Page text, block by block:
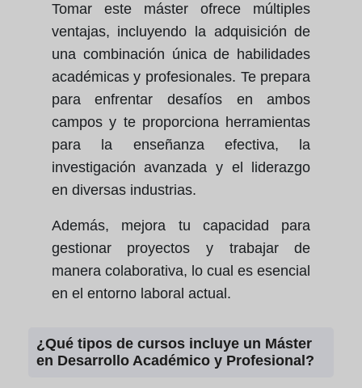
Tomar este máster ofrece múltiples
ventajas, incluyendo la adquisición de
una combinación única de habilidades
académicas y profesionales. Te prepara
para enfrentar desafíos en ambos
campos y te proporciona herramientas
para la enseñanza efectiva, la
investigación avanzada y el liderazgo
en diversas industrias.
Además, mejora tu capacidad para
gestionar proyectos y trabajar de
manera colaborativa, lo cual es esencial
en el entorno laboral actual.
¿Qué tipos de cursos incluye un Máster
en Desarrollo Académico y Profesional?